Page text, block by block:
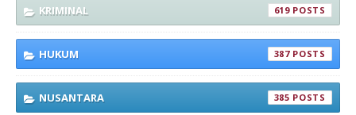
KRIMINAL 619
HUKUM 387
NUSANTARA 385